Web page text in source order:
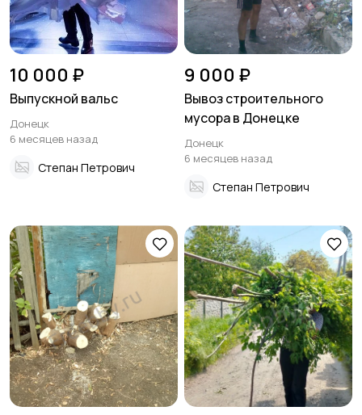
10 000 ₽
Выпускной вальс
Донецк
6 месяцев назад
Степан Петрович
9 000 ₽
Вывоз строительного
мусора в Донецке
Донецк
6 месяцев назад
Степан Петрович